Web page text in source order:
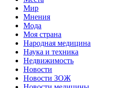
Мир
Мнения
Мода
Моя страна
Народная медицина
Наука и техника
Недвижимость
Новости
Новости ЗОЖ